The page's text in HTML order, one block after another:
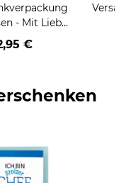
- Mit Liebe
€